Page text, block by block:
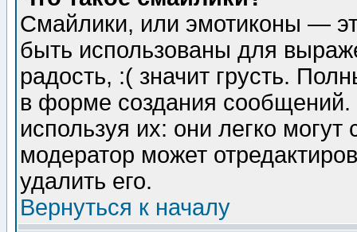
Смайлики, или эмотиконы —
быть использованы для
радость, :( значит грусть.
в форме создания сообщений.
используя их: они легко
модератор может
удалить его.
Вернуться к началу